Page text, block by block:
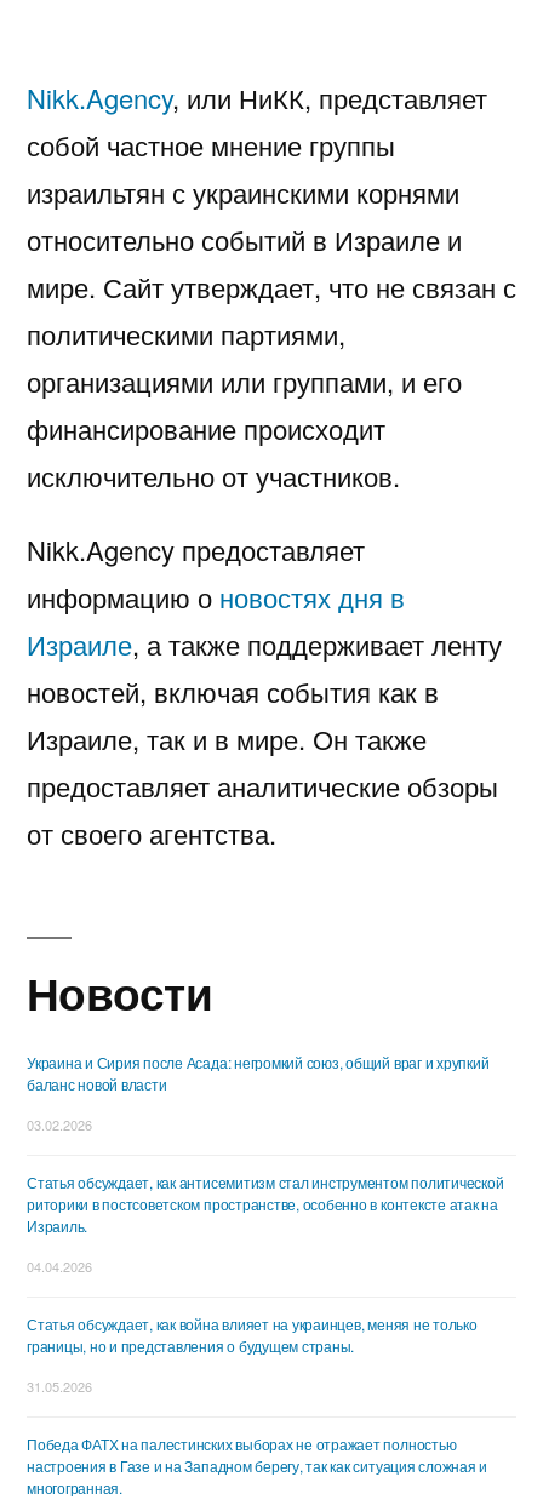
Nikk.Agency, или НиКК, представляет
собой частное мнение группы
израильтян с украинскими корнями
относительно событий в Израиле и
мире. Сайт утверждает, что не связан с
политическими партиями,
организациями или группами, и его
финансирование происходит
исключительно от участников.
Nikk.Agency предоставляет
информацию о новостях дня в
Израиле, а также поддерживает ленту
новостей, включая события как в
Израиле, так и в мире. Он также
предоставляет аналитические обзоры
от своего агентства.
Новости
Украина и Сирия после Асада: негромкий союз, общий враг и хрупкий
баланс новой власти
03.02.2026
Статья обсуждает, как антисемитизм стал инструментом политической
риторики в постсоветском пространстве, особенно в контексте атак на
Израиль.
04.04.2026
Статья обсуждает, как война влияет на украинцев, меняя не только
границы, но и представления о будущем страны.
31.05.2026
Победа ФАТХ на палестинских выборах не отражает полностью
настроения в Газе и на Западном берегу, так как ситуация сложная и
многогранная.